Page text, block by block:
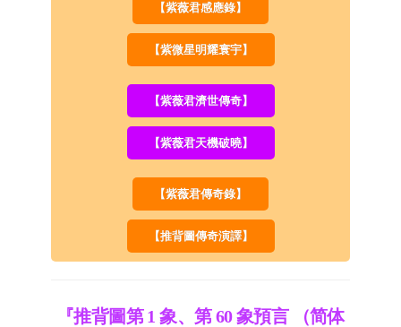
【紫薇君感應錄】
【紫微星明耀寰宇】
【紫薇君濟世傳奇】
【紫薇君天機破曉】
【紫薇君傳奇錄】
【推背圖傳奇演譯】
『推背圖第 1 象、第 60 象預言 （简体